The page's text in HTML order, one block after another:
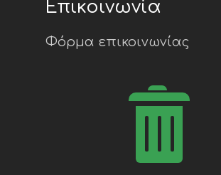
Επικοινωνία
Φόρμα επικοινωνίας